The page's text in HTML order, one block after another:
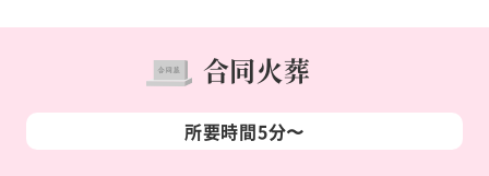
合同火葬
所要時間5分〜